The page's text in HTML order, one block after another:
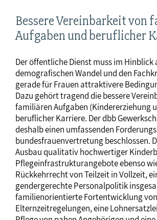
Bessere Vereinbarkeit von
Aufgaben und beruflicher
Der öffentliche Dienst muss im Hinblick
demografischen Wandel und den
gerade für Frauen attraktivere
Dazu gehört tragend die bessere
familiären Aufgaben (Kindererziehung
beruflicher Karriere. Der dbb
deshalb einen umfassenden
bundesfrauenvertretung beschlossen.
Ausbau qualitativ hochwertiger
Pflegeinfrastrukturangebote ebenso
Rückkehrrecht von Teilzeit in Vollzeit,
gendergerechte Personalpolitik
familienorientierte Fortentwicklung
Elternzeitregelungen, eine